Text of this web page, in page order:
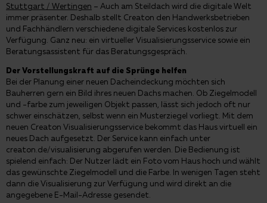
Stuttgart / Wertingen – Auch am Steildach wird die digitale Welt
immer präsenter. Deshalb stellt Creaton den Handwerksbetrieben
und Fachhändlern verschiedene digitale Services kostenlos zur
Verfügung. Ganz neu: ein virtueller Visualisierungsservice sowie ein
Beratungsassistent für das Beratungsgespräch.
Der Vorstellungskraft auf die Sprünge helfen
Bei der Planung einer neuen Dacheindeckung möchten sich
Bauherren gern ein Bild ihres neuen Dachs machen. Ob Ziegelmodell
und -farbe zum jeweiligen Objekt passen, lässt sich jedoch oft nur
schwer einschätzen, selbst wenn ein Musterziegel vorliegt. Mit dem
neuen Creaton Visualisierungsservice bekommt das Haus virtuell ein
neues Dach aufgesetzt. Der Service kann einfach unter
creaton.de/visualisierung abgerufen werden. Die Bedienung ist
spielend einfach: Der Nutzer lädt ein Foto vom Haus hoch und wählt
das gewünschte Ziegelmodell und die Farbe. In wenigen Tagen steht
dann die Visualisierung zur Verfügung und wird direkt an die
angegebene E-Mail-Adresse gesendet.